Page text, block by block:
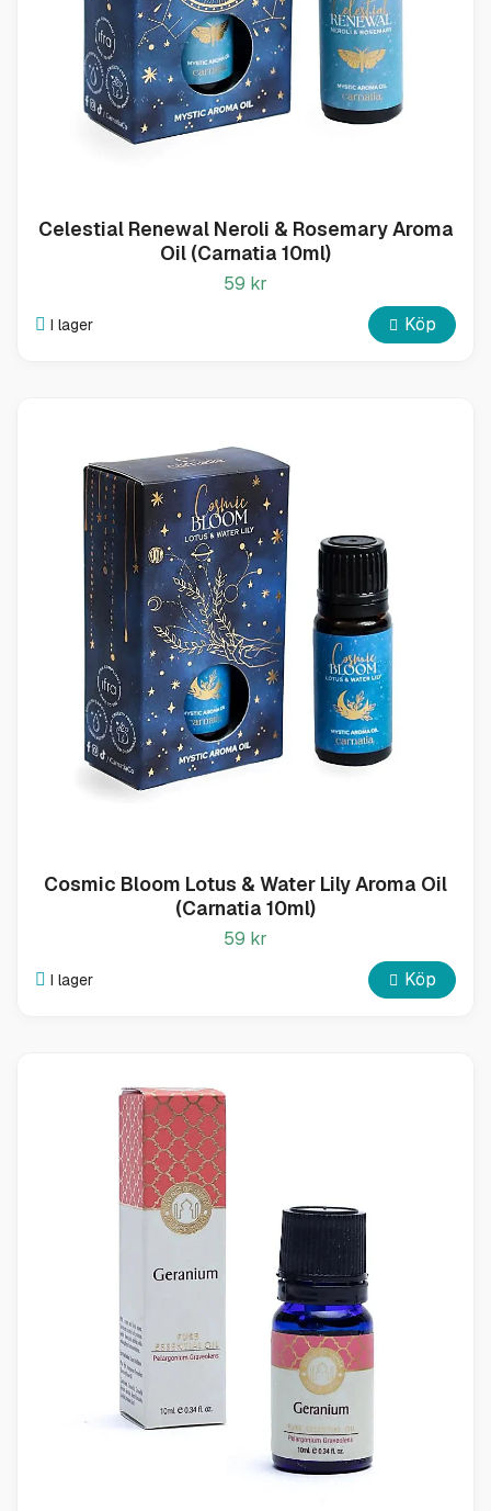
Celestial Renewal Neroli & Rosemary Aroma
Oil (Carnatia 10ml)
59 kr
I lager Köp
Cosmic Bloom Lotus & Water Lily Aroma Oil
(Carnatia 10ml)
59 kr
I lager Köp